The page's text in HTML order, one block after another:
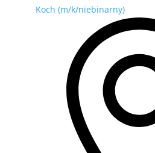
Koch (m/k/niebinarny)